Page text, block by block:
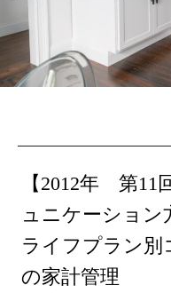
【2012年 第11
ュニケーション
ライフプラン別
の家計管理